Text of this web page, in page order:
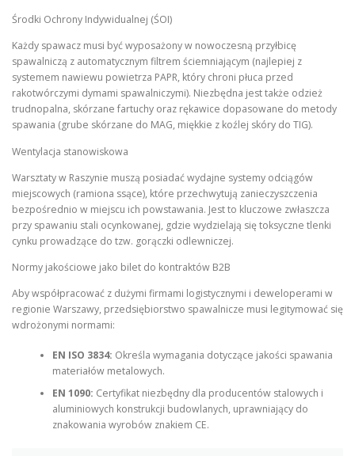
Środki Ochrony Indywidualnej (ŚOI)
Każdy spawacz musi być wyposażony w nowoczesną przyłbicę
spawalniczą z automatycznym filtrem ściemniającym (najlepiej z
systemem nawiewu powietrza PAPR, który chroni płuca przed
rakotwórczymi dymami spawalniczymi). Niezbędna jest także odzież
trudnopalna, skórzane fartuchy oraz rękawice dopasowane do metody
spawania (grube skórzane do MAG, miękkie z koźlej skóry do TIG).
Wentylacja stanowiskowa
Warsztaty w Raszynie muszą posiadać wydajne systemy odciągów
miejscowych (ramiona ssące), które przechwytują zanieczyszczenia
bezpośrednio w miejscu ich powstawania. Jest to kluczowe zwłaszcza
przy spawaniu stali ocynkowanej, gdzie wydzielają się toksyczne tlenki
cynku prowadzące do tzw. gorączki odlewniczej.
Normy jakościowe jako bilet do kontraktów B2B
Aby współpracować z dużymi firmami logistycznymi i deweloperami w
regionie Warszawy, przedsiębiorstwo spawalnicze musi legitymować się
wdrożonymi normami:
EN ISO 3834: Określa wymagania dotyczące jakości spawania
materiałów metalowych.
EN 1090: Certyfikat niezbędny dla producentów stalowych i
aluminiowych konstrukcji budowlanych, uprawniający do
znakowania wyrobów znakiem CE.